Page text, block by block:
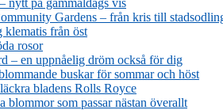
nytt på gammaldags vis
Gardens – från kris till
klematis från öst
rosor
– en uppnåelig dröm också för dig
buskar för sommar och höst
bladens Rolls Royce
blommor som passar nästan överallt